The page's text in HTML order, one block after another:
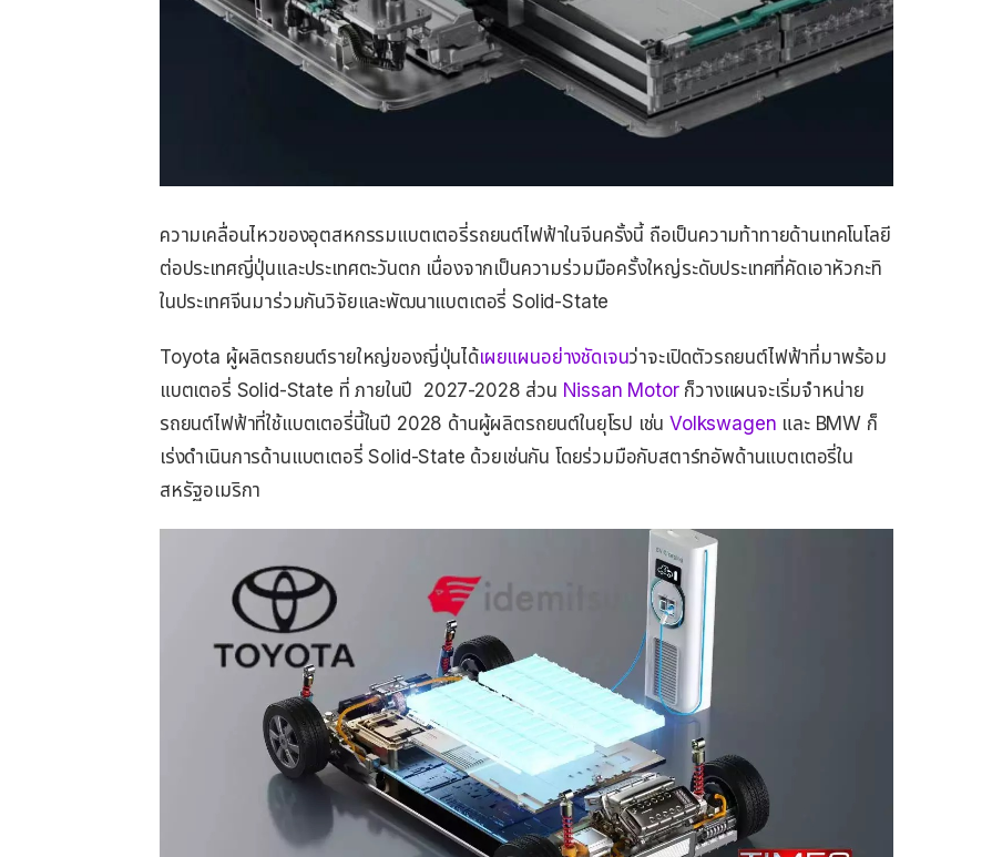
ความเคลื่อนไหวของอุตสหกรรมแบตเตอรี่รถยนต์ไฟฟ้าในจีนครั้งนี้ ถือเป็นความท้าทายด้านเทคโนโลยี
ต่อประเทศญี่ปุ่นและประเทศตะวันตก เนื่องจากเป็นความร่วมมือครั้งใหญ่ระดับประเทศที่คัดเอาหัวกะทิ
ในประเทศจีนมาร่วมกันวิจัยและพัฒนาแบตเตอรี่ Solid-State
Toyota ผู้ผลิตรถยนต์รายใหญ่ของญี่ปุ่นได้เผยแผนอย่างชัดเจนว่าจะเปิดตัวรถยนต์ไฟฟ้าที่มาพร้อม
แบตเตอรี่ Solid-State ที่ ภายในปี 2027-2028 ส่วน Nissan Motorก็วางแผนจะเริ่มจำหน่าย
รถยนต์ไฟฟ้าที่ใช้แบตเตอรี่นี้ในปี 2028 ด้านผู้ผลิตรถยนต์ในยุโรป เช่นVolkswagen และ BMW ก็
เร่งดำเนินการด้านแบตเตอรี่ Solid-State ด้วยเช่นกัน โดยร่วมมือกับสตาร์ทอัพด้านแบตเตอรี่ใน
สหรัฐอเมริกา